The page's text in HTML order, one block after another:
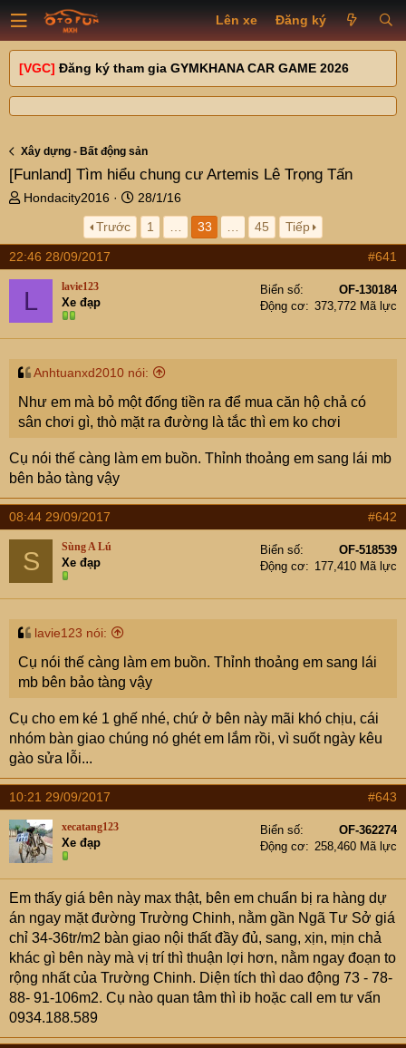
Lên xe Đăng ký
[VGC] Đăng ký tham gia GYMKHANA CAR GAME 2026
Xây dựng - Bất động sản
[Funland] Tìm hiểu chung cư Artemis Lê Trọng Tấn
T
e
a
d
t
r
Hondacity2016
N
g
y
28/1/16
Trước
1 33 45 Tiếp
22:46 28/09/2017 #641
L lavie123
Xe đạp
Biển số
OF-130184
Động cơ
373,772 Mã lực
Anhtuanxd2010 nói:
Như em mà bỏ một đống tiền ra để mua căn hộ chả có
sân chơi gì, thò mặt ra đường là tắc thì em ko chơi
Cụ nói thế càng làm em buồn. Thỉnh thoảng em sang lái mb
bên bảo tàng vậy
08:44 29/09/2017 #642
S Sùng A Lú
Xe đạp
Biển số
OF-518539
Động cơ
177,410 Mã lực
lavie123 nói:
Cụ nói thế càng làm em buồn. Thỉnh thoảng em sang lái
mb bên bảo tàng vậy
Cụ cho em ké 1 ghế nhé, chứ ở bên này mãi khó chịu, cái
nhóm bàn giao chúng nó ghét em lắm rồi, vì suốt ngày kêu
gào sửa lỗi...
10:21 29/09/2017 #643
xecatang123
Xe đạp
Biển số
OF-362274
Động cơ
258,460 Mã lực
Em thấy giá bên này max thật, bên em chuẩn bị ra hàng dự
án ngay mặt đường Trường Chinh, nằm gần Ngã Tư Sở giá
chỉ 34-36tr/m2 bàn giao nội thất đầy đủ, sang, xịn, mịn chả
khác gì bên này mà vị trí thì thuận lợi hơn, nằm ngay đoạn to
rộng nhất của Trường Chinh. Diện tích thì dao động 73 - 78-
88- 91-106m2. Cụ nào quan tâm thì ib hoặc call em tư vấn
0934.188.589